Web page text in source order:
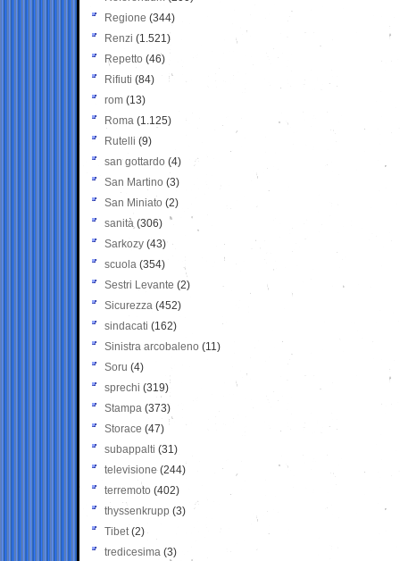
Regione (344)
Renzi (1.521)
Repetto (46)
Rifiuti (84)
rom (13)
Roma (1.125)
Rutelli (9)
san gottardo (4)
San Martino (3)
San Miniato (2)
sanità (306)
Sarkozy (43)
scuola (354)
Sestri Levante (2)
Sicurezza (452)
sindacati (162)
Sinistra arcobaleno (11)
Soru (4)
sprechi (319)
Stampa (373)
Storace (47)
subappalti (31)
televisione(244)
terremoto (402)
thyssenkrupp (3)
Tibet(2)
tredicesima (3)